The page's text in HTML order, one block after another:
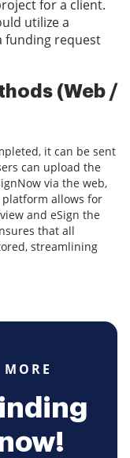
for a client.
utilize a
funding request
(Web /
it can be sent
can upload the
via the web,
allows for
and eSign the
that all
streamlining